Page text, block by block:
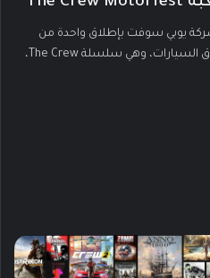
يوبي سوفت بإطلاق واحدة من
أفضل سلاسل ألعاب سباق السيارات، وهي سلسلة The Crew،